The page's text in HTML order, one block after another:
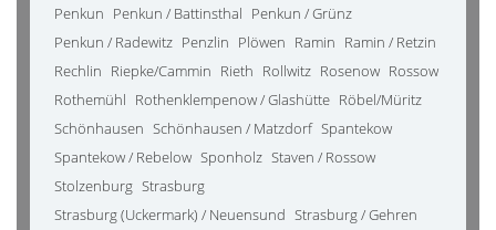
Penkun Penkun / Battinsthal Penkun / Grünz
Penkun / Radewitz Penzlin Plöwen Ramin Ramin / Retzin
Rechlin Riepke/Cammin Rieth Rollwitz Rosenow Rossow
Rothemühl Rothenklempenow / Glashütte Röbel/Müritz
Schönhausen Schönhausen / Matzdorf Spantekow
Spantekow / Rebelow Sponholz Staven / Rossow
Stolzenburg Strasburg
Strasburg (Uckermark) / Neuensund Strasburg / Gehren